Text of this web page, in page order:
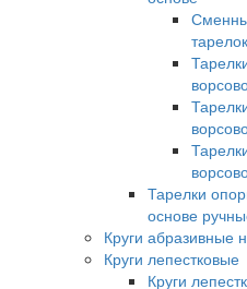
тарелок
Тарелки
основе
Круги абразивные
Круги лепестковые
Круги